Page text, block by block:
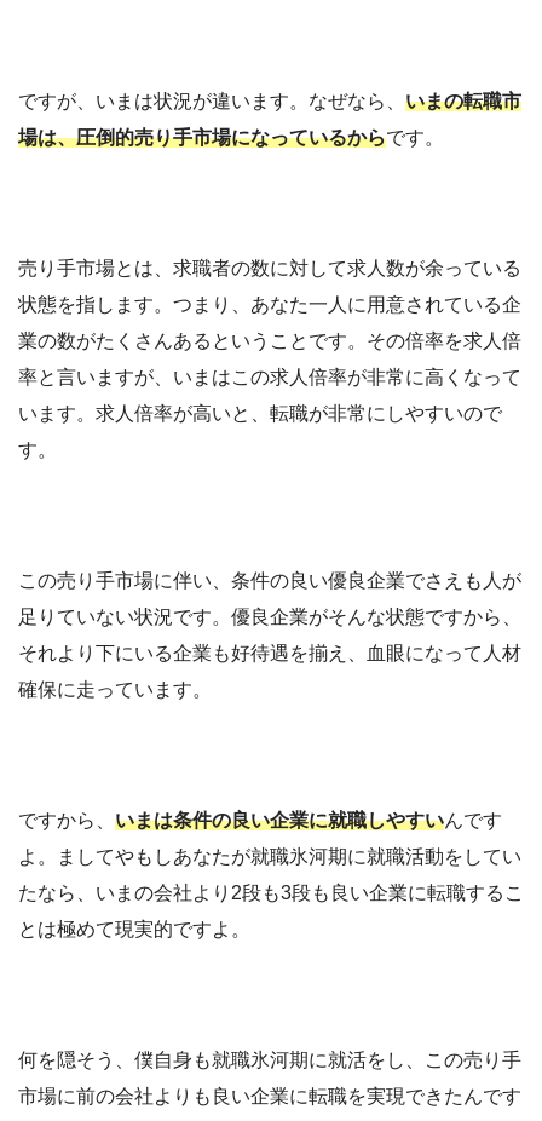
ですが、いまは状況が違います。なぜなら、 いまの転職市
場は、圧倒的売り手市場になっているからです。
売り手市場とは、求職者の数に対して求人数が余っている
状態を指します。つまり、あなた一人に用意されている企
業の数がたくさんあるということです。その倍率を求人倍
率と言いますが、いまはこの求人倍率が非常に高くなって
います。求人倍率が高いと、転職が非常にしやすいので
す。
この売り手市場に伴い、条件の良い優良企業でさえも人が
足りていない状況です。優良企業がそんな状態ですから、
それより下にいる企業も好待遇を揃え、血眼になって人材
確保に走っています。
ですから、 いまは条件の良い企業に就職しやすいんです
よ。ましてやもしあなたが就職氷河期に就職活動をしてい
たなら、いまの会社より2段も3段も良い企業に転職するこ
とは極めて現実的ですよ。
何を隠そう、僕自身も就職氷河期に就活をし、この売り手
市場に前の会社よりも良い企業に転職を実現できたんです